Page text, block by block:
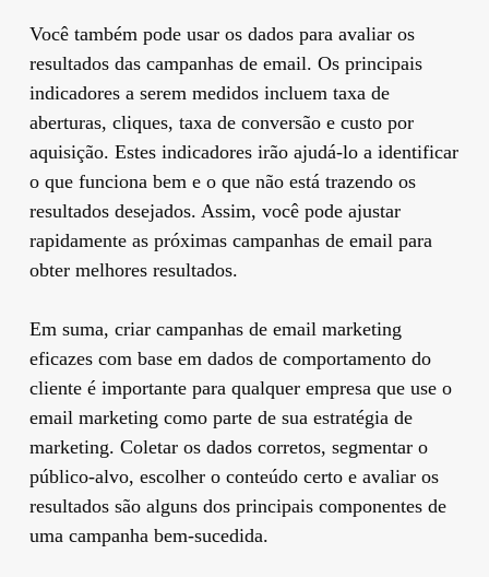
Você também pode usar os dados para avaliar os
resultados das campanhas de email. Os principais
indicadores a serem medidos incluem taxa de
aberturas, cliques, taxa de conversão e custo por
aquisição. Estes indicadores irão ajudá-lo a identificar
o que funciona bem e o que não está trazendo os
resultados desejados. Assim, você pode ajustar
rapidamente as próximas campanhas de email para
obter melhores resultados.
Em suma, criar campanhas de email marketing
eficazes com base em dados de comportamento do
cliente é importante para qualquer empresa que use o
email marketing como parte de sua estratégia de
marketing. Coletar os dados corretos, segmentar o
público-alvo, escolher o conteúdo certo e avaliar os
resultados são alguns dos principais componentes de
uma campanha bem-sucedida.